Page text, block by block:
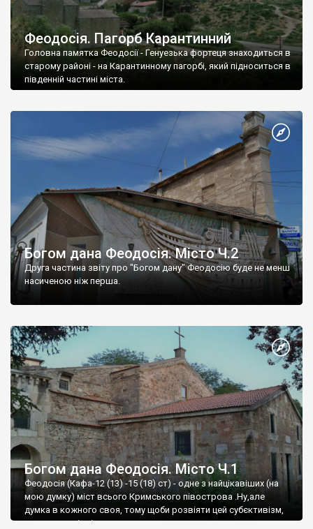
Феодосія. Пагорб Карантинний
Головна памятка Феодосії - Генуезька фортеця знаходиться в
старому районі - на Карантинному пагорбі, який підноситься в
південній частині міста.
Богом дана Феодосія. Місто Ч.2
Друга частина звіту про "Богом дану" Феодосію буде не менш
насиченою ніж перша.
Богом дана Феодосія. Місто Ч.1
Феодосія (Кафа-12 (13) -15 (18) ст) - одне з найцікавіших (на
мою думку) міст всього Кримського півострова .Ну,але
думка в кожного своя, тому щоби розвіяти цей субєктивізм,
запрошую відвідати це